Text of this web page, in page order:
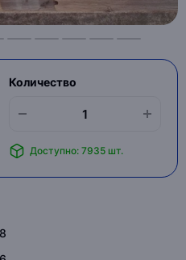
Количество
Доступно: 7935 шт.